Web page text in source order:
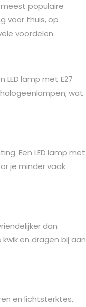
populaire
voor thuis, op
voordelen.
LED lamp met E27
wat
Een LED lamp met
je minder vaak
dan
en dragen bij aan
en lichtsterktes,